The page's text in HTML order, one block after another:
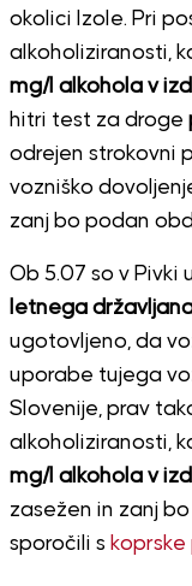
okolici Izole. Pri
alkoholiziranosti,
mg/l alkohola v
hitri test za droge
odrejen strokovni
vozniško
zanj bo podan
Ob 5.07 so v Pivki
letnega državljana
ugotovljeno, da
uporabe tujega
Slovenije, prav
alkoholiziranosti,
mg/l alkohola v
zasežen in zanj
sporočili s koprske